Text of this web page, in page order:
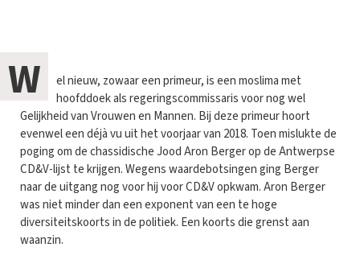
W
el nieuw, zowaar een primeur, is een moslima met
hoofddoek als regeringscommissaris voor nog wel
Gelijkheid van Vrouwen en Mannen. Bij deze primeur hoort
evenwel een déjà vu uit het voorjaar van 2018. Toen mislukte de
poging om de chassidische Jood Aron Berger op de Antwerpse
CD&V-lijst te krijgen. Wegens waardebotsingen ging Berger
naar de uitgang nog voor hij voor CD&V opkwam. Aron Berger
was niet minder dan een exponent van een te hoge
diversiteitskoorts in de politiek. Een koorts die grenst aan
waanzin.